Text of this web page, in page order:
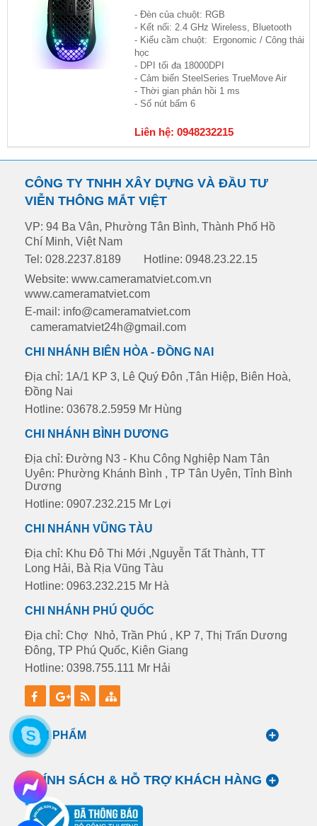
- Đèn của chuột: RGB
- Kết nối: 2.4 GHz Wireless, Bluetooth
- Kiểu cầm chuột: Ergonomic / Công thái
học
- DPI tối đa 18000DPI
- Cảm biến SteelSeries TrueMove Air
- Thời gian phản hồi 1 ms
- Số nút bấm 6
Liên hệ: 0948232215
CÔNG TY TNHH XÂY DỰNG VÀ ĐẦU TƯ
VIỄN THÔNG MẮT VIỆT
VP: 94 Ba Vân, Phường Tân Bình, Thành Phố Hồ
Chí Minh, Việt Nam
Tel: 028.2237.8189
Hotline: 0948.23.22.15
Website: www.cameramatviet.com.vn
www.cameramatviet.com
E-mail: info@cameramatviet.com
cameramatviet24h@gmail.com
CHI NHÁNH BIÊN HÒA - ĐỒNG NAI
Địa chỉ: 1A/1 KP 3, Lê Quý Đôn ,Tân Hiệp, Biên Hoà,
Đồng Nai
Hotline: 03678.2.5959 Mr Hùng
CHI NHÁNH BÌNH DƯƠNG
Địa chỉ: Đường N3 - Khu Công Nghiệp Nam Tân
Uyên: Phường Khánh Bình , TP Tân Uyên, Tỉnh Bình
Dương
Hotline: 0907.232.215 Mr Lợi
CHI NHÁNH VŨNG TÀU
Địa chỉ: Khu Đô Thi Mới ,Nguyễn Tất Thành, TT
Long Hải, Bà Rịa Vũng Tàu
Hotline: 0963.232.215 Mr Hà
CHI NHÁNH PHÚ QUỐC
Địa chỉ: Chợ Nhỏ, Trần Phú , KP 7, Thị Trấn Dương
Đông, TP Phú Quốc, Kiên Giang
Hotline: 0398.755.111 Mr Hải
SẢN PHẨM
CHÍNH SÁCH & HỖ TRỢ KHÁCH HÀNG